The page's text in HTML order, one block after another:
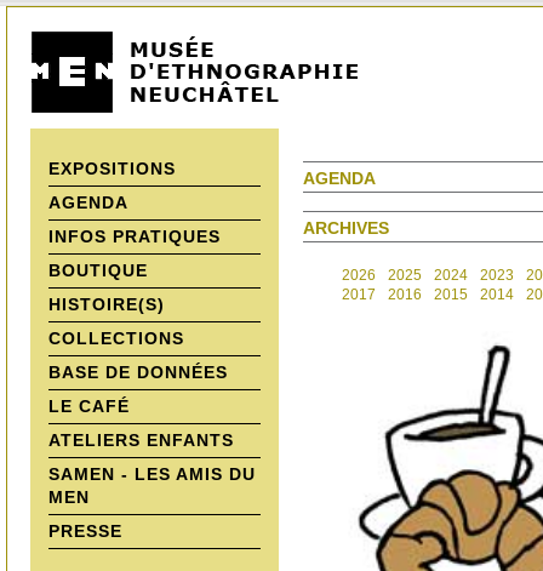
EXPOSITIONS
AGENDA
INFOS PRATIQUES
BOUTIQUE
HISTOIRE(S)
COLLECTIONS
BASE DE DONNÉES
LE CAFÉ
ATELIERS ENFANTS
SAMEN - LES AMIS DU
MEN
PRESSE
AGENDA
ARCHIVES
2026 2025 2024 2023
2017
2016 2015 2014